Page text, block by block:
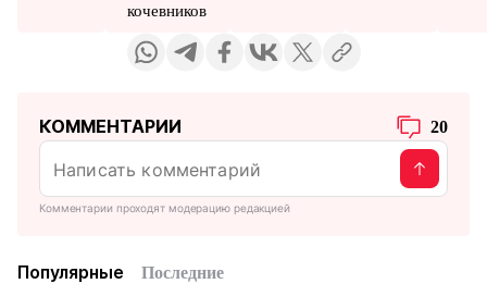
кочевников
КОММЕНТАРИИ 20
Комментарии проходят модерацию редакцией
Популярные Последние